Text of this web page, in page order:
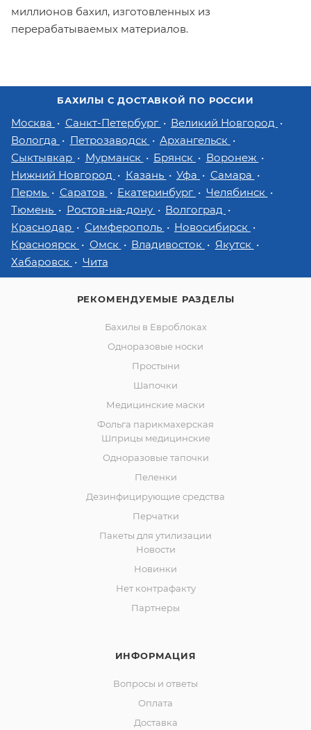
миллионов бахил, изготовленных из
перерабатываемых материалов.
БАХИЛЫ С ДОСТАВКОЙ ПО РОССИИ
Москва Санкт-Петербург
Великий Новгород
Вологда
Петрозаводск
Архангельск
Сыктывкар
Мурманск Брянск
Воронеж
Нижний Новгород
Казань Уфа
Самара
Пермь
Саратов Екатеринбург
Челябинск
Тюмень
Ростов-на-дону
Волгоград
Краснодар
Симферополь
Новосибирск
Красноярск
Омск Владивосток
Якутск
Хабаровск
Чита
РЕКОМЕНДУЕМЫЕ РАЗДЕЛЫ
Бахилы в Евроблоках
Одноразовые носки
Простыни
Шапочки
Медицинские маски
Фольга парикмахерская
Шприцы медицинские
Одноразовые тапочки
Пеленки
Дезинфицирующие средства
Перчатки
Пакеты для утилизации
Новости
Новинки
Нет контрафакту
Партнеры
ИНФОРМАЦИЯ
Вопросы и ответы
Оплата
Доставка